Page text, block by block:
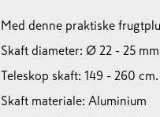
Med denne praktiske
Skaft diameter: Ø 22 - 25 mm.
Teleskop skaft: 149 - 260 cm.
Skaft materiale: Aluminium